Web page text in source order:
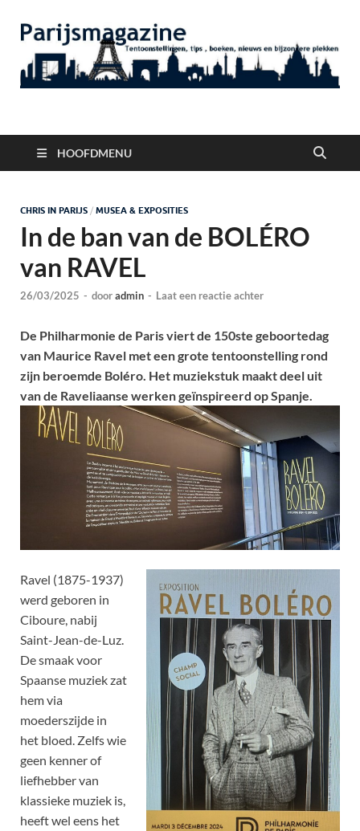
Parijsmagazine
HOOFDMENU
CHRIS IN PARIJS / MUSEA & EXPOSITIES
In de ban van de BOLÉRO
van RAVEL
26/03/2025 - dooradmin - Laat een reactie achter
De Philharmonie de Paris viert de 150ste geboortedag
van Maurice Ravel met een grote tentoonstelling rond
zijn beroemde Boléro. Het muziekstuk maakt deel uit
van de Raveliaanse werken geïnspireerd op Spanje.
Ravel (1875-1937)
werd geboren in
Ciboure, nabij
Saint-Jean-de-Luz.
De smaak voor
Spaanse muziek zat
hem via
moederszijde in
het bloed. Zelfs wie
geen kenner of
liefhebber van
klassieke muziek is,
heeft wel eens het